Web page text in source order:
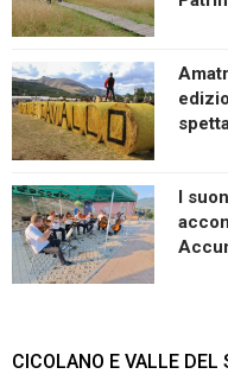
I
CICOLANO E VALLE DEL